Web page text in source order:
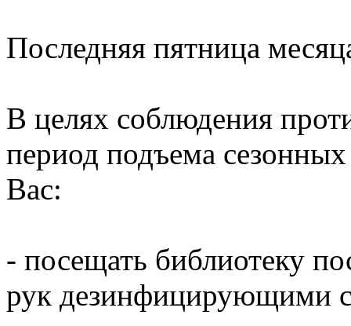
Последняя пятница
В целях соблюдения
период подъема
Вас:
- посещать библиотеку
рук дезинфицирующими